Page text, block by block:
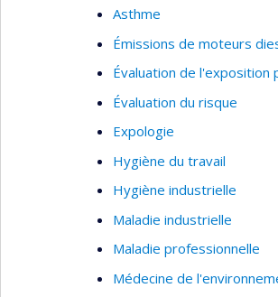
Asthme
Émissions de moteurs
Évaluation de l'exposition
Évaluation du risque
Expologie
Hygiène du travail
Hygiène industrielle
Maladie industrielle
Maladie professionnelle
Médecine de